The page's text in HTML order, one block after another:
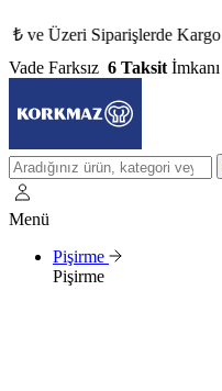
Siparişlerde Kargo Bedava
Vade Farksız 6 Taksit İmkanı
Menü
Pişirme
Pişirme